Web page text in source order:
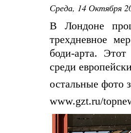
Среда, 14 Октября
В Лондоне
трехдневное
боди-арта.
среди
остальные фото
www.gzt.ru/